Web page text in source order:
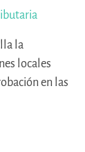
la
locales
en las